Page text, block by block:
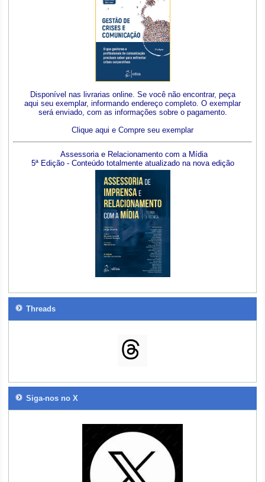
Disponível nas livrarias online. Se você não encontrar, peça
aqui seu exemplar, informando endereço completo. O exemplar
será enviado, com as informações sobre o pagamento.
Clique aqui e Compre seu exemplar
Assessoria e Relacionamento com a Mídia
5ª Edição - Conteúdo totalmente atualizado na nova edição
Threads
Siga-nos no X